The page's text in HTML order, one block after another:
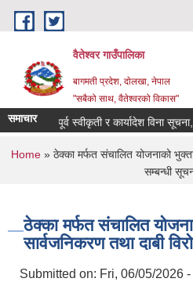
Skip to main content
वैतेश्वर गाउँपालिका
बागमती प्रदेश, दाेलखा, नेपाल
"सबैको साथ, वैतेश्वरको विकास"
समाचार पूर्व स्वीकृती र कार्यादेश विना सूचना,
You are here
Home » ठेक्का मर्फत संचालित योजनाको
सम्बन्धी
ठेक्का मर्फत संचालित
सार्वजनिकरण तथा दाबी
Submitted on: Fri, 06/05/2026